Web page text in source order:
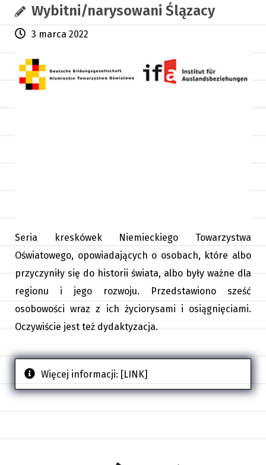
Wybitni/narysowani Ślązacy
3 marca 2022
Seria kreskówek Niemieckiego Towarzystwa
Oświatowego, opowiadających o osobach, które albo
przyczyniły się do historii świata, albo były ważne dla
regionu i jego rozwoju. Przedstawiono sześć
osobowości wraz z ich życiorysami i osiągnięciami.
Oczywiście jest też dydaktyzacja.
Więcej informacji: [LINK]